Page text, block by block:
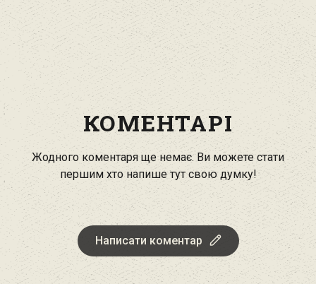
КОМЕНТАРІ
Жодного коментаря ще немає. Ви можете стати
першим хто напише тут свою думку!
Написати коментар